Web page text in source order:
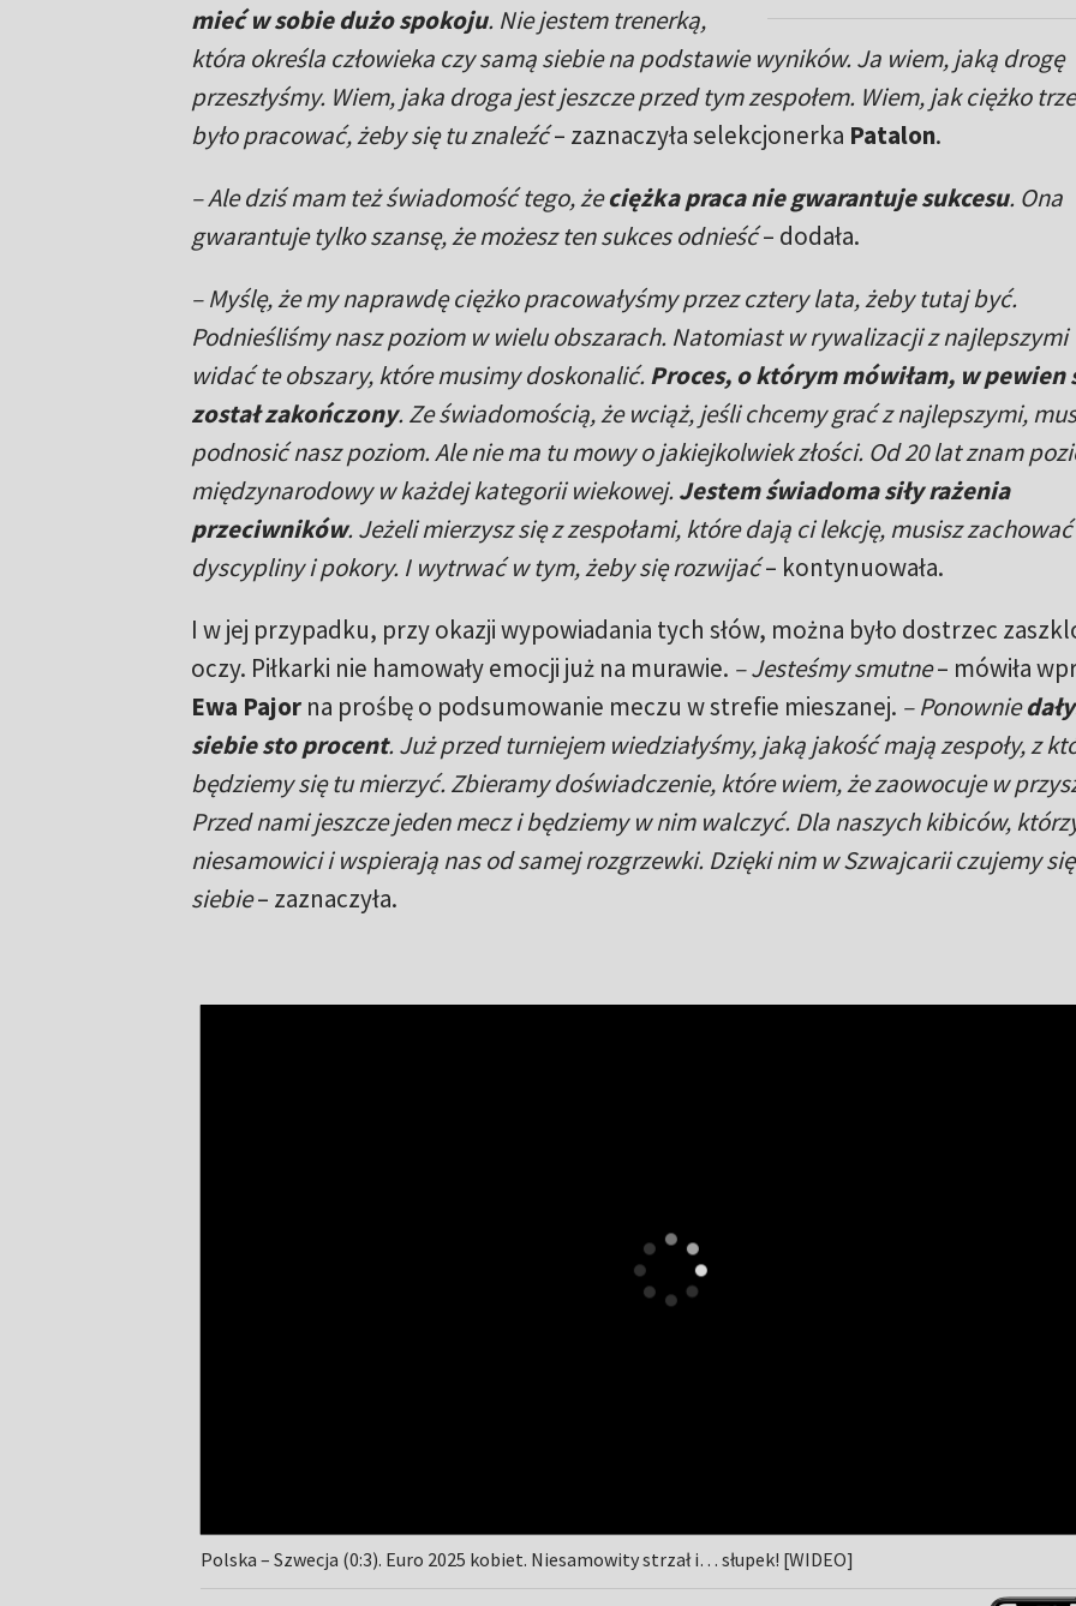
mieć w sobie dużo spokoju. Nie jestem trenerką,
która określa człowieka czy samą siebie na podstawie wyników. Ja wiem, jaką drogę
przeszłyśmy. Wiem, jaka droga jest jeszcze przed tym zespołem. Wiem, jak ciężko
było pracować, żeby się tu znaleźć– zaznaczyła selekcjonerka Patalon.
– Ale dziś mam też świadomość tego, żeciężka praca nie gwarantuje sukcesu. Ona
gwarantuje tylko szansę, że możesz ten sukces odnieść– dodała.
– Myślę, że my naprawdę ciężko pracowałyśmy przez cztery lata, żeby tutaj być.
Podnieśliśmy nasz poziom w wielu obszarach. Natomiast w rywalizacji z najlepszymi
widać te obszary, które musimy doskonalić. Proces, o którym mówiłam, w pewien
został zakończony. Ze świadomością, że wciąż, jeśli chcemy grać z najlepszymi,
podnosić nasz poziom. Ale nie ma tu mowy o jakiejkolwiek złości. Od 20 lat znam
międzynarodowy w każdej kategorii wiekowej. Jestem świadoma siły rażenia
przeciwników. Jeżeli mierzysz się z zespołami, które dają ci lekcję, musisz
dyscypliny i pokory. I wytrwać w tym, żeby się rozwijać– kontynuowała.
I w jej przypadku, przy okazji wypowiadania tych słów, można było dostrzec
oczy. Piłkarki nie hamowały emocji już na murawie. – Jesteśmy smutne– mówiła
Ewa Pajorna prośbę o podsumowanie meczu w strefie mieszanej. – Ponownie
siebie sto procent. Już przed turniejem wiedziałyśmy, jaką jakość mają zespoły, z
będziemy się tu mierzyć. Zbieramy doświadczenie, które wiem, że zaowocuje w
Przed nami jeszcze jeden mecz i będziemy w nim walczyć. Dla naszych kibiców,
niesamowici i wspierają nas od samej rozgrzewki. Dzięki nim w Szwajcarii czujemy
siebie– zaznaczyła.
Polska – Szwecja (0:3). Euro 2025 kobiet. Niesamowity strzał i… słupek! [WIDEO]